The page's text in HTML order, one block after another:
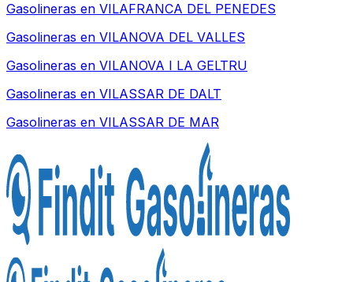
Gasolineras en VILAFRANCA DEL PENEDES
Gasolineras en VILANOVA DEL VALLES
Gasolineras en VILANOVA I LA GELTRU
Gasolineras en VILASSAR DE DALT
Gasolineras en VILASSAR DE MAR